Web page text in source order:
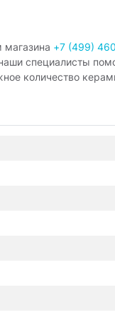
магазина +7 (499)
специалисты
количество